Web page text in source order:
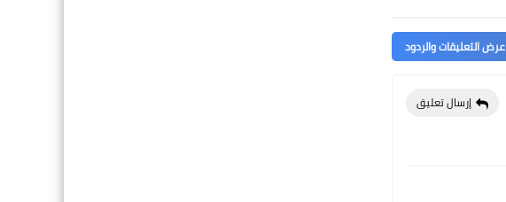
عرض التعليقات والردود
إرسال تعليق